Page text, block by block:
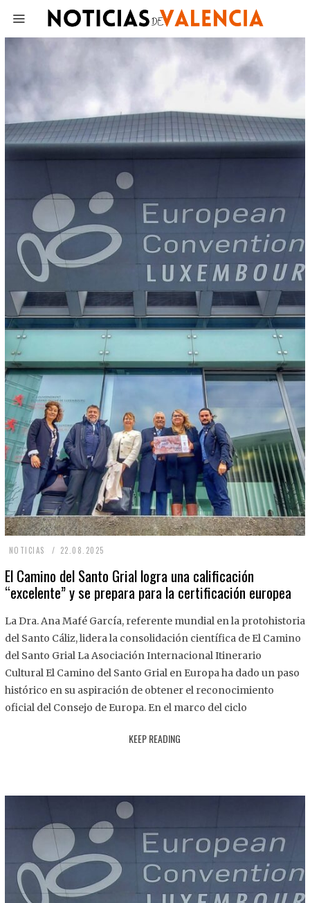
NOTICIAS 22.08.2025
.
8
2
2
El Camino del Santo Grial logra una calificación
“excelente” y se prepara para la certificación europea
La Dra. Ana Mafé García, referente mundial en la protohistoria
del Santo Cáliz, lidera la consolidación científica de El Camino
del Santo Grial La Asociación Internacional Itinerario
Cultural El Camino del Santo Grial en Europa ha dado un paso
histórico en su aspiración de obtener el reconocimiento
oficial del Consejo de Europa. En el marco del ciclo
KEEP READING